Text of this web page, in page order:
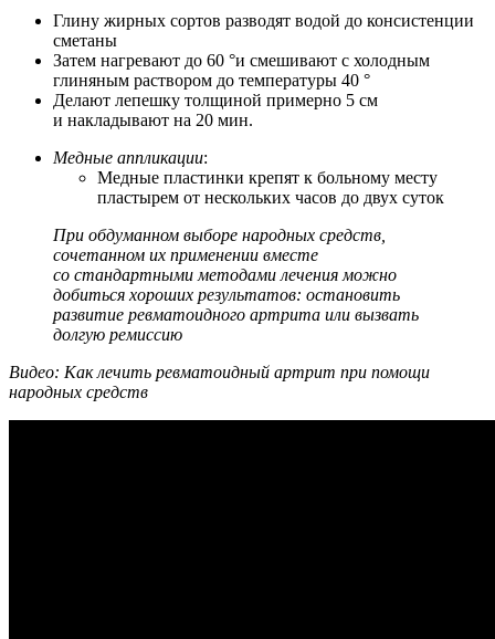
Глину жирных сортов разводят водой до консистенции
сметаны
Затем нагревают до 60 °и смешивают с холодным
глиняным раствором до температуры 40 °
Делают лепешку толщиной примерно 5 см
и накладывают на 20 мин.
Медные аппликации:
Медные пластинки крепят к больному месту
пластырем от нескольких часов до двух суток
При обдуманном выборе народных средств,
сочетанном их применении вместе
со стандартными методами лечения можно
добиться хороших результатов: остановить
развитие ревматоидного артрита или вызвать
долгую ремиссию
Видео: Как лечить ревматоидный артрит при помощи
народных средств